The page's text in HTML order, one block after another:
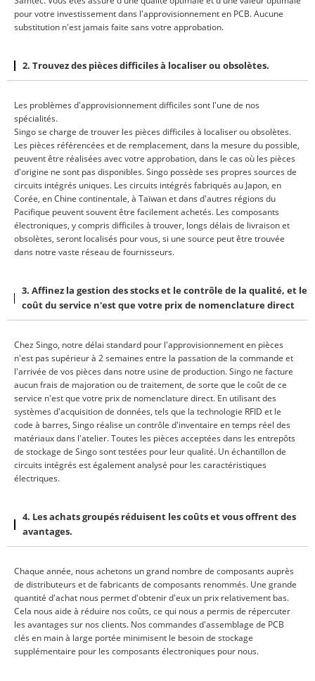
pour votre investissement dans l'approvisionnement en PCB. Aucune
substitution n'est jamais faite sans votre approbation.
2. Trouvez des pièces difficiles à localiser ou obsolètes.
Les problèmes d'approvisionnement difficiles sont l'une de nos
spécialités.
Singo se charge de trouver les pièces difficiles à localiser ou obsolètes.
Les pièces référencées et de remplacement, dans la mesure du possible,
peuvent être réalisées avec votre approbation, dans le cas où les pièces
d'origine ne sont pas disponibles. Singo possède ses propres sources de
circuits intégrés uniques. Les circuits intégrés fabriqués au Japon, en
Corée, en Chine continentale, à Taïwan et dans d'autres régions du
Pacifique peuvent souvent être facilement achetés. Les composants
électroniques, y compris difficiles à trouver, longs délais de livraison et
obsolètes, seront localisés pour vous, si une source peut être trouvée
dans notre vaste réseau de fournisseurs.
3. Affinez la gestion des stocks et le contrôle de la qualité, et le
coût du service n'est que votre prix de nomenclature direct
Chez Singo, notre délai standard pour l'approvisionnement en pièces
n'est pas supérieur à 2 semaines entre la passation de la commande et
l'arrivée de vos pièces dans notre usine de production. Singo ne facture
aucun frais de majoration ou de traitement, de sorte que le coût de ce
service n'est que votre prix de nomenclature direct. En utilisant des
systèmes d'acquisition de données, tels que la technologie RFID et le
code à barres, Singo réalise un contrôle d'inventaire en temps réel des
matériaux dans l'atelier. Toutes les pièces acceptées dans les entrepôts
de stockage de Singo sont testées pour leur qualité. Un échantillon de
circuits intégrés est également analysé pour les caractéristiques
électriques.
4. Les achats groupés réduisent les coûts et vous offrent des
avantages.
Chaque année, nous achetons un grand nombre de composants auprès
de distributeurs et de fabricants de composants renommés. Une grande
quantité d'achat nous permet d'obtenir d'eux un prix relativement bas.
Cela nous aide à réduire nos coûts, ce qui nous a permis de répercuter
les avantages sur nos clients. Nos commandes d'assemblage de PCB
clés en main à large portée minimisent le besoin de stockage
supplémentaire pour les composants électroniques pour nous.